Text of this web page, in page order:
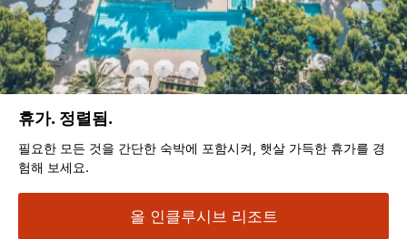
휴가. 정렬됨.
필요한 모든 것을 간단한 숙박에 포함시켜, 햇살 가득한 휴가를 경
험해 보세요.
올 인클루시브 리조트